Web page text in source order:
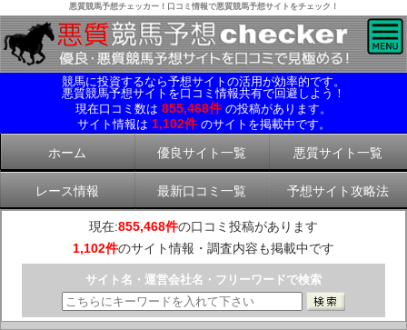
悪質競馬予想チェッカー！口コミ情報で悪質競馬予想サイトをチェック！
競馬に投資するなら予想サイトの活用が効率的です。
悪質競馬予想サイトを口コミ情報共有で回避しよう！
現在口コミ数は 855,468件 の投稿があります。
サイト情報は 1,102件 のサイトを掲載中です。
ホーム 優良サイト一覧 悪質サイト一覧
レース情報 最新口コミ一覧 予想サイト攻略法
現在:855,468件の口コミ投稿があります
1,102件のサイト情報・調査内容も掲載中です
サイト名・運営会社名・フリーワードで検索